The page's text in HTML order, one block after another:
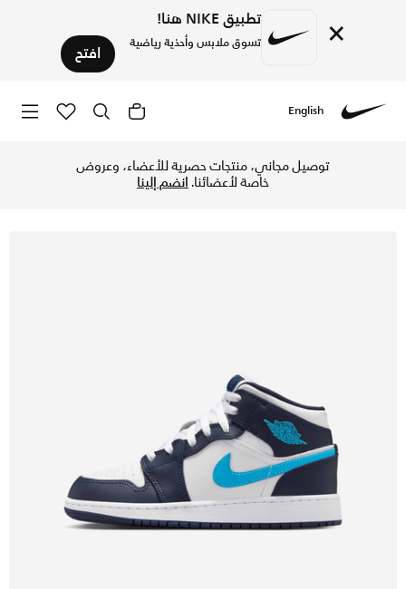
× تطبيق NIKE هنا!
تسوق ملابس وأحذية رياضية افتح
English
توصيل مجاني، منتجات حصرية للأعضاء، وعروض
خاصة لأعضائنا.انضم إلينا